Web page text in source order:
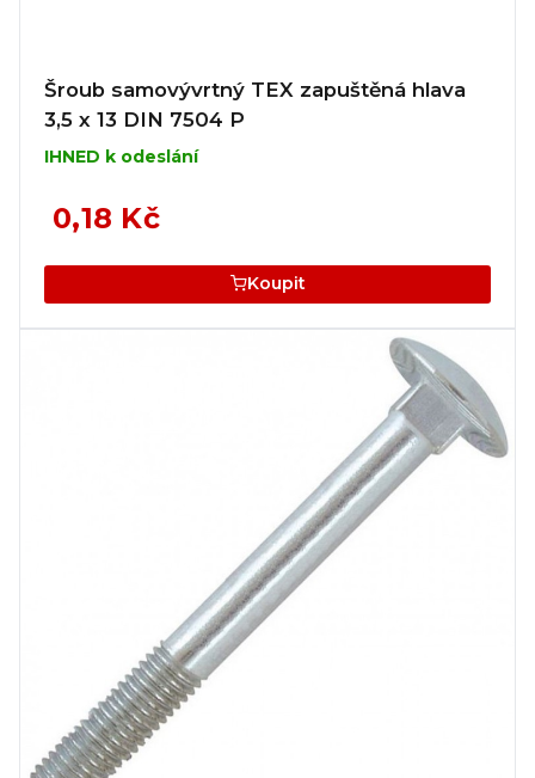
Šroub samovývrtný TEX zapuštěná hlava
3,5 x 13 DIN 7504 P
IHNED k odeslání
0,18 Kč
Koupit